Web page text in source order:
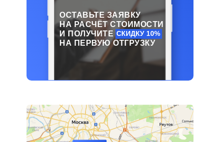
ОСТАВЬТЕ ЗАЯВКУ
НА РАСЧЁТ СТОИМОСТИ
И ПОЛУЧИТЕ
НА ПЕРВУЮ ОТГРУЗКУ
СКИДКУ 10%